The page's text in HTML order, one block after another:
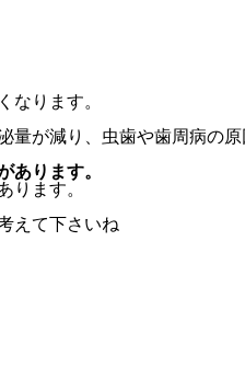
なります。
が減り、虫歯や歯周病の
あります。
ります。
えて下さいね